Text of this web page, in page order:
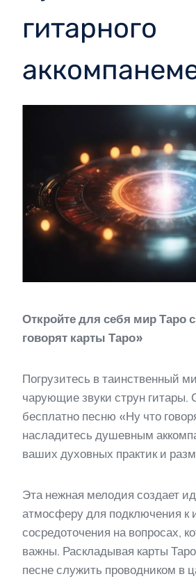
гитарного
Откройте для себя мир Таро
говорят карты Таро»
Погрузитесь в таинственный
чарующие звуки струн гитары.
бесплатно песню «Ну что
насладитесь душевным
ваших духовных практик и
Эта нежная мелодия создает
атмосферу для подключения к
сосредоточения на вопросах,
важны. Раскладывая карты
песне служить проводником в